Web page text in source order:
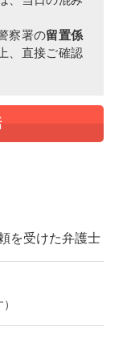
察署の留置係
、直接ご確認
を受けた弁護士